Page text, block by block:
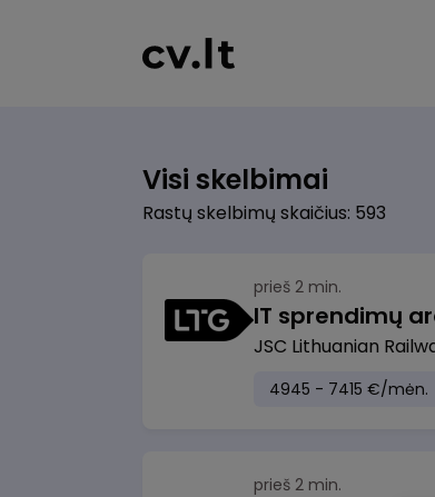
Visi skelbimai
Rastų skelbimų skaičius: 593
prieš 2 min.
IT sprendimų
JSC Lithuanian
4945 - 7415 €/mėn.
prieš 2 min.